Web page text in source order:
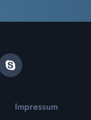
Impressum